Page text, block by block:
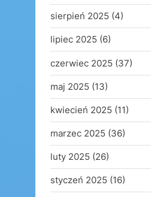
sierpień 2025 (4)
lipiec 2025 (6)
czerwiec 2025 (37)
maj 2025 (13)
kwiecień 2025 (11)
marzec 2025 (36)
luty 2025 (26)
styczeń 2025 (16)